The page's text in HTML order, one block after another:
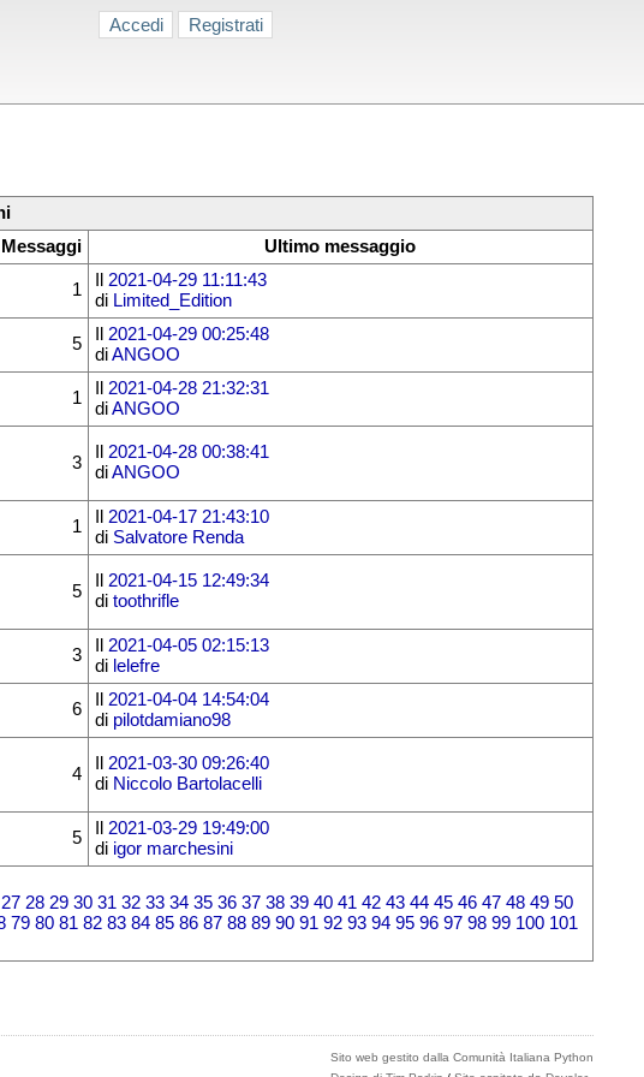
Accedi Registrati
Messaggi
Ultimo messaggio
1
2021-04-29 11:11:43
di Limited_Edition
5
2021-04-29 00:25:48
diANGOO
1
2021-04-28 21:32:31
diANGOO
3
2021-04-28 00:38:41
diANGOO
1
2021-04-17 21:43:10
di Salvatore Renda
5
2021-04-15 12:49:34
di toothrifle
3
2021-04-05 02:15:13
di lelefre
6
2021-04-04 14:54:04
di pilotdamiano98
4
2021-03-30 09:26:40
di Niccolo Bartolacelli
5
2021-03-29 19:49:00
di igor marchesini
27 28 29 30 31 32 33 34 35 36 37 38 39 40 41 42 43 44 45 46 47 48 49 50
79 80 81 82 83 84 85 86 87 88 89 90 91 92 93 94 95 96 97 98 99 100 101
Sito web gestito dalla Comunità Italiana Python